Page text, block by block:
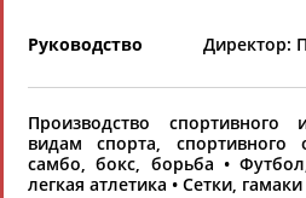
ТАБЛО АКТИВНОСТИ
РЕСУРСНАЯ ПЛОЩАДКА
Организации
Руководство Директор:
Производство
видам спорта, спортивного
самбо, бокс, борьба •
легкая атлетика • Сетки,